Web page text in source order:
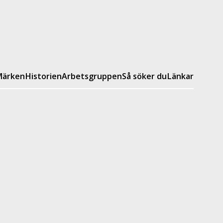
HistorienArbetsgruppenSå söker duLänkar